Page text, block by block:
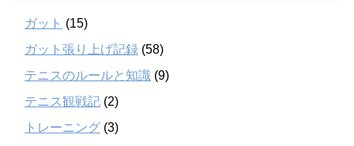
ガット (15)
ガット張り上げ記録 (58)
テニスのルールと知識 (9)
テニス観戦記 (2)
トレーニング (3)